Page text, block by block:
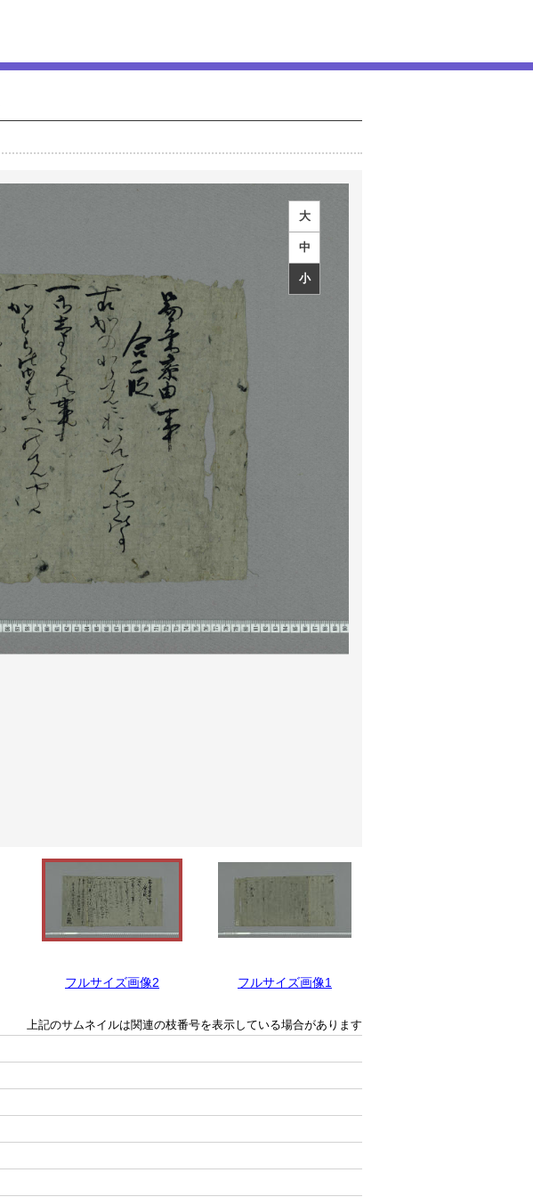
大
中
小
フルサイズ画像2 フルサイズ画像1
上記のサムネイルは関連の枝番号を表示している場合があります